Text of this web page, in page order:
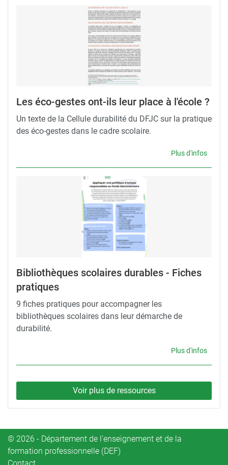
Les éco-gestes ont-ils leur place à l'école ?
Un texte de la Cellule durabilité du DFJC sur la pratique
des éco-gestes dans le cadre scolaire.
Plus d'infos
Bibliothèques scolaires durables - Fiches
pratiques
9 fiches pratiques pour accompagner les
bibliothèques scolaires dans leur démarche de
durabilité.
Plus d'infos
Voir plus de ressources
© 2026 - Département de l’enseignement et de la
formation professionnelle (DEF)